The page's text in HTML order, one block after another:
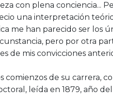
con plena conciencia...
una interpretación
me han parecido ser los
pero por otra
de mis convicciones
comienzos de su carrera,
leída en 1879, año